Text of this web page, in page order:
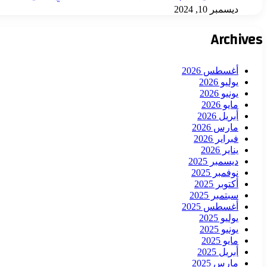
ديسمبر 10, 2024
Archives
أغسطس 2026
يوليو 2026
يونيو 2026
مايو 2026
أبريل 2026
مارس 2026
فبراير 2026
يناير 2026
ديسمبر 2025
نوفمبر 2025
أكتوبر 2025
سبتمبر 2025
أغسطس 2025
يوليو 2025
يونيو 2025
مايو 2025
أبريل 2025
مارس 2025